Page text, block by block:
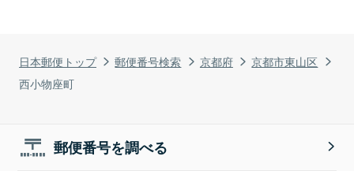
日本郵便トップ 郵便番号検索 京都府
京都市東山区
西小物座町
郵便番号を調べる